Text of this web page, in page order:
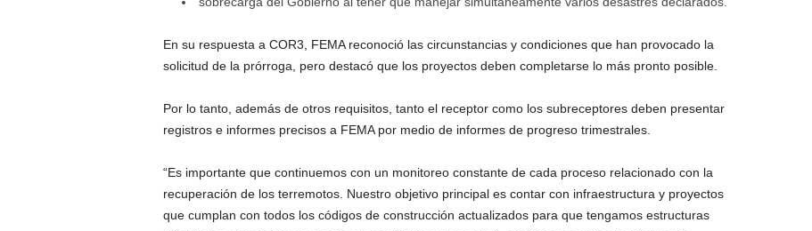
En su respuesta a COR3, FEMA reconoció las circunstancias y condiciones que han provocado la
solicitud de la prórroga, pero destacó que los proyectos deben completarse lo más pronto posible.
Por lo tanto, además de otros requisitos, tanto el receptor como los subreceptores deben presentar
registros e informes precisos a FEMA por medio de informes de progreso trimestrales.
“Es importante que continuemos con un monitoreo constante de cada proceso relacionado con la
recuperación de los terremotos. Nuestro objetivo principal es contar con infraestructura y proyectos
que cumplan con todos los códigos de construcción actualizados para que tengamos estructuras